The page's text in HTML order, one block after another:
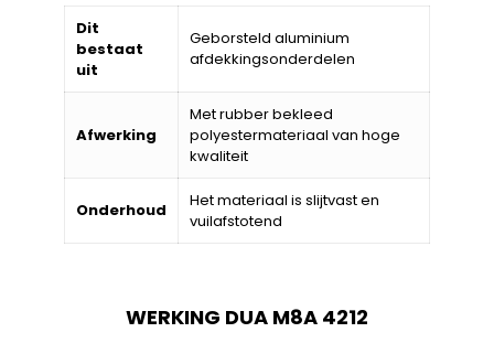
Dit
bestaat
uit
Geborsteld aluminium
afdekkingsonderdelen
Afwerking
Met rubber bekleed
polyestermateriaal van hoge
kwaliteit
Onderhoud
Het materiaal is slijtvast en
vuilafstotend
WERKING DUA M8A 4212